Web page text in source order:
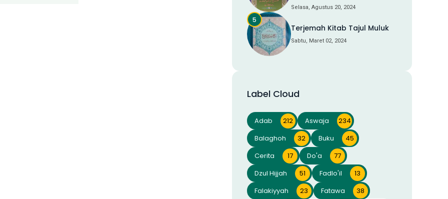
Selasa, Agustus 20, 2024
Terjemah Kitab Tajul Muluk
Sabtu, Maret 02, 2024
Label Cloud
Adab 212 Aswaja
234
Balaghoh
32 Buku
45
Cerita
17 Do'a
77
Dzul Hijjah
51 Fadlo'il
13
Falakiyyah
23 Fatawa
38